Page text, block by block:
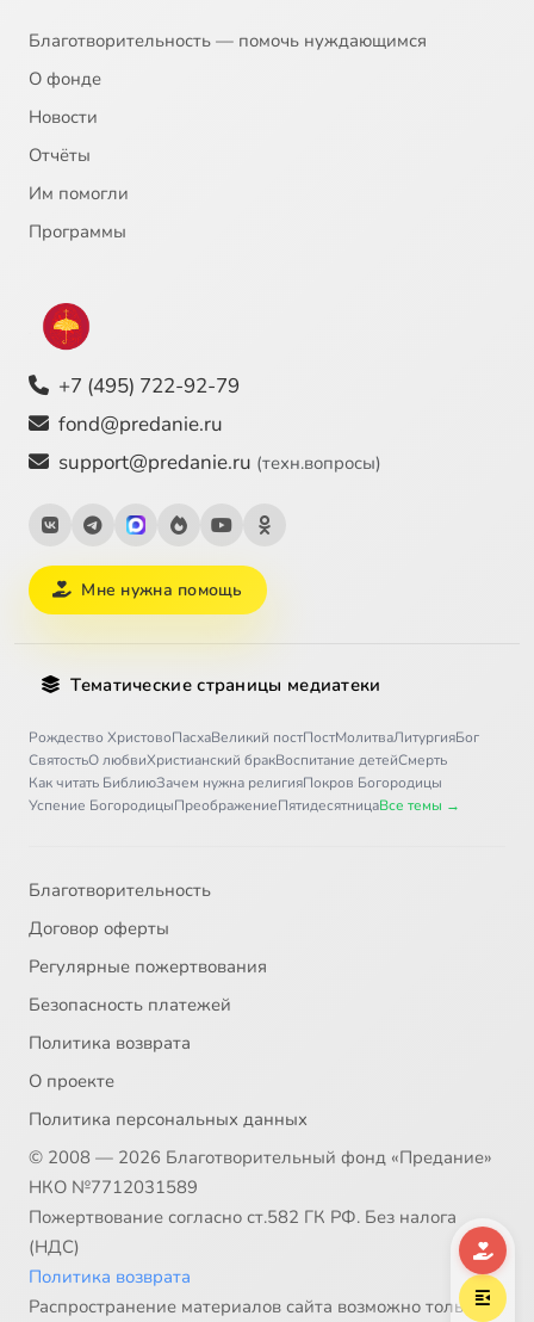
Благотворительность — помочь нуждающимся
О фонде
Новости
Отчёты
Им помогли
Программы
+7 (495) 722-92-79
fond@predanie.ru
support@predanie.ru (техн.вопросы)
Мне нужна помощь
Тематические страницы медиатеки
Рождество ХристовоПасхаВеликий постПостМолитваЛитургияБог
СвятостьО любвиХристианский бракВоспитание детейСмерть
Как читать БиблиюЗачем нужна религияПокров Богородицы
Успение БогородицыПреображениеПятидесятницаВсе темы →
Благотворительность
Договор оферты
Регулярные пожертвования
Безопасность платежей
Политика возврата
О проекте
Политика персональных данных
© 2008 — 2026 Благотворительный фонд «Предание»
НКО №7712031589
Пожертвование согласно ст.582 ГК РФ. Без налога
(НДС)
Политика возврата
Распространение материалов сайта возможно только в